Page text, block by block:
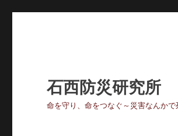
石西防災研究所
命を守り、命をつなぐ～災害なんかで